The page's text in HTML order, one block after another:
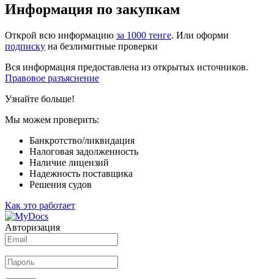
Информация по закупкам
Открой всю информацию за 1000 тенге. Или оформи
подписку на безлимитные проверки
Вся информация предоставлена из открытых источников.
Правовое разъяснение
Узнайте больше!
Мы можем проверить:
Банкротство/ликвидация
Налоговая задолженность
Наличие лицензий
Надежность поставщика
Решения судов
Как это работает
Авторизация